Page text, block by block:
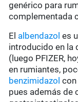
genérico para
complementada
El albendazol es
introducido en la
(luego PFIZER,
en rumiantes,
benzimidazol
pues además de